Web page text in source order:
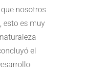
nosotros
esto es muy
el